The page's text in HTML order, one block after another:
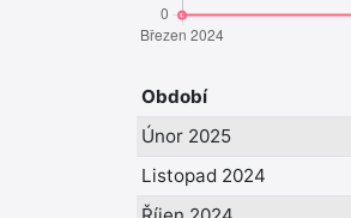
Období
Únor 2025
Listopad 2024